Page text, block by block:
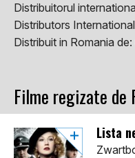
Distribuitorul
Distributors International
Distribuit in Romania de:
Filme regizate de
Lista